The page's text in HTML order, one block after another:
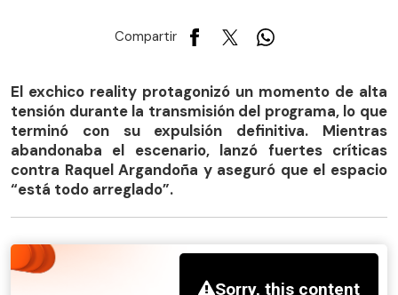
Compartir
El exchico reality protagonizó un momento de alta
tensión durante la transmisión del programa, lo que
terminó con su expulsión definitiva. Mientras
abandonaba el escenario, lanzó fuertes críticas
contra Raquel Argandoña y aseguró que el espacio
“está todo arreglado”.